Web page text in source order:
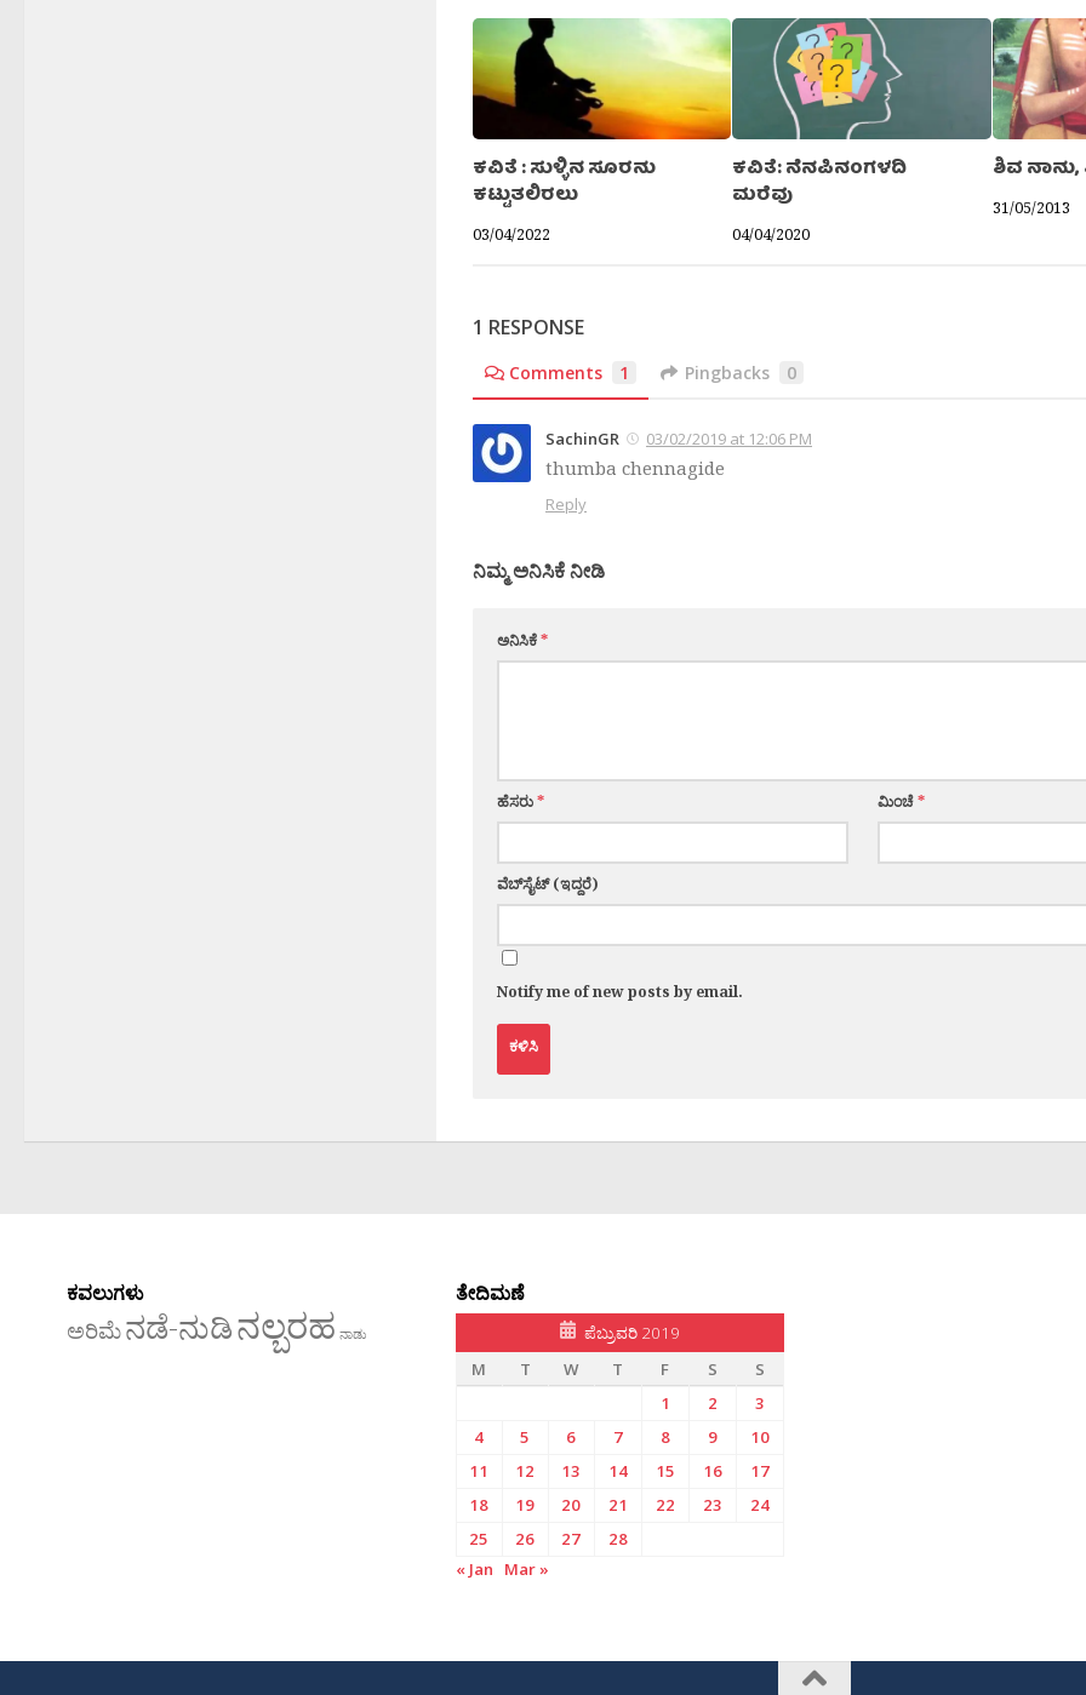
ಕವಿತೆ : ಸುಳ್ಳಿನ ಸೂರನು
ಕಟ್ಟುತಲಿರಲು
03/04/2022
ಕವಿತೆ: ನೆನಪಿನಂಗಳದಿ
ಮರೆವು
04/04/2020
ಶಿವ
31/05/2013
1 RESPONSE
Comments 1 Pingbacks 0
SachinGR 03/02/2019 at 12:06 PM
thumba chennagide
Reply
ನಿಮ್ಮ ಅನಿಸಿಕೆ ನೀಡಿ
ಅನಿಸಿಕೆ*
ಹೆಸರು* ಮಿಂಚೆ*
ವೆಬ್‌ಸೈಟ್ (ಇದ್ದರೆ)
Notify me of new posts by email.
ಕವಲುಗಳು
ಅರಿಮೆನಡೆ-ನುಡಿನಲ್ಬರಹ ನಾಡು
ತೇದಿಮಣೆ
ಪೆಬ್ರುವರಿ 2019
M
T W T F S
S
1
2
3
4
5 6 7 8 9
10
11
12 13 14 15 16
17
18
19 20 21 22 23
24
25
26 27
28
« Jan
Mar »